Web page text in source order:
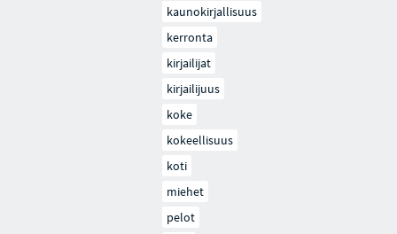
kaunokirjallisuus
kerronta
kirjailijat
kirjailijuus
koke
kokeellisuus
koti
miehet
pelot